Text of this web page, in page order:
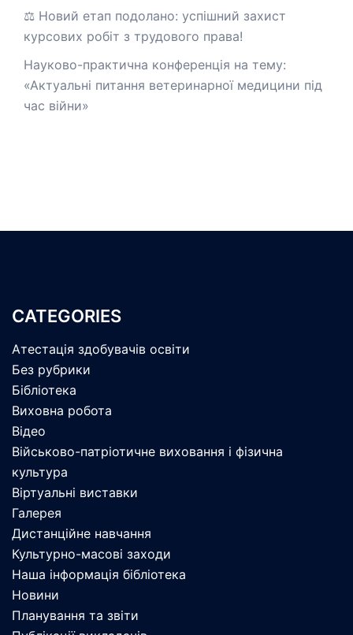
⚖️ Новий етап подолано: успішний захист
курсових робіт з трудового права!
Науково-практична конференція на тему:
«Актуальні питання ветеринарної медицини під
час війни»
CATEGORIES
Атестація здобувачів освіти
Без рубрики
Бібліотека
Виховна робота
Відео
Військово-патріотичне виховання і фізична
культура
Віртуальні виставки
Галерея
Дистанційне навчання
Культурно-масові заходи
Наша інформація бібліотека
Новини
Планування та звіти